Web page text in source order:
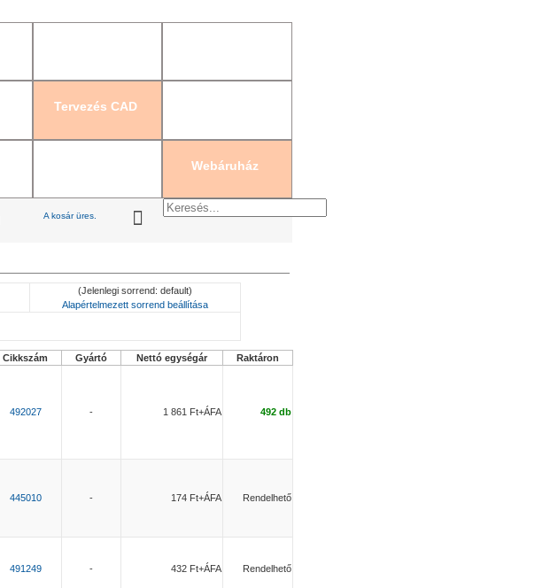
Tervezés CAD
Webáruház
A kosár üres.
(Jelenlegi sorrend: default)
Alapértelmezett sorrend beállítása
Cikkszám Gyártó Nettó egységár Raktáron
492027
- 1 861 Ft+ÁFA 492 db
445010 - 174 Ft+ÁFA Rendelhető
491249
- 432 Ft+ÁFA Rendelhető